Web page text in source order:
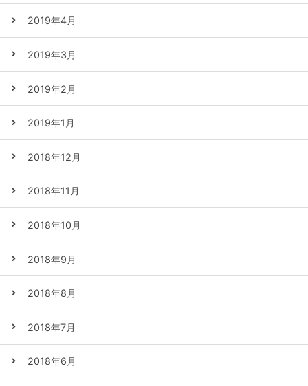
2019年4月
2019年3月
2019年2月
2019年1月
2018年12月
2018年11月
2018年10月
2018年9月
2018年8月
2018年7月
2018年6月